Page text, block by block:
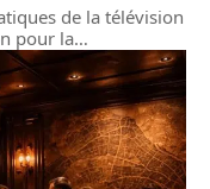
de la télévision
pour la…